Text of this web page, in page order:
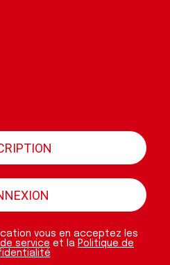
vous en acceptez les
service et la Politique de